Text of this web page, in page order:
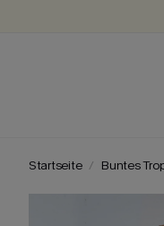
Startseite Buntes